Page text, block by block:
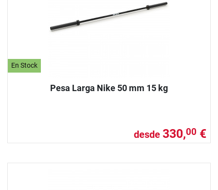
En Stock
Pesa Larga Nike 50 mm 15 kg
desde 330,00 €